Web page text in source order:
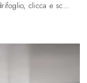
Se desideri banconi reception di Quadrifoglio, clicca e scopri di più sul modello Reception Glass 02 in laccato per il tuo ufficio!